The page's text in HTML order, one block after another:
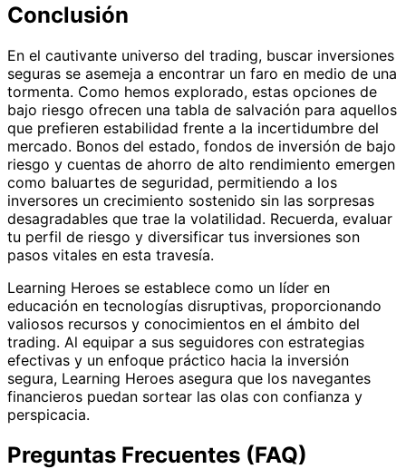
Conclusión
En el cautivante universo del trading, buscar inversiones
seguras se asemeja a encontrar un faro en medio de una
tormenta. Como hemos explorado, estas opciones de
bajo riesgo ofrecen una tabla de salvación para aquellos
que prefieren estabilidad frente a la incertidumbre del
mercado. Bonos del estado, fondos de inversión de bajo
riesgo y cuentas de ahorro de alto rendimiento emergen
como baluartes de seguridad, permitiendo a los
inversores un crecimiento sostenido sin las sorpresas
desagradables que trae la volatilidad. Recuerda, evaluar
tu perfil de riesgo y diversificar tus inversiones son
pasos vitales en esta travesía.
Learning Heroes se establece como un líder en
educación en tecnologías disruptivas, proporcionando
valiosos recursos y conocimientos en el ámbito del
trading. Al equipar a sus seguidores con estrategias
efectivas y un enfoque práctico hacia la inversión
segura, Learning Heroes asegura que los navegantes
financieros puedan sortear las olas con confianza y
perspicacia.
Preguntas Frecuentes (FAQ)